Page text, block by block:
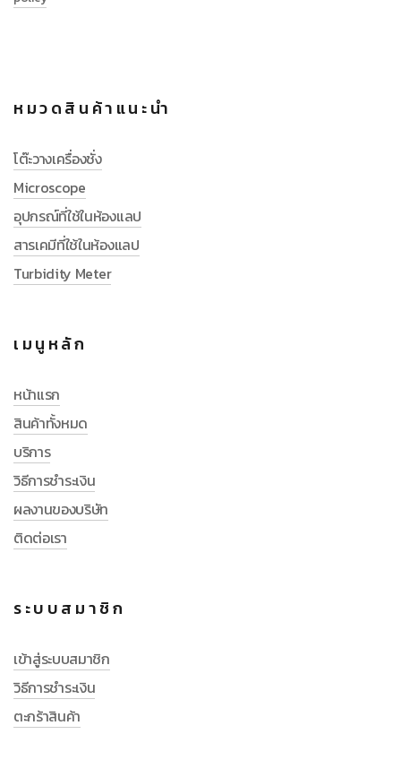
หมวดสินค้าแนะนำ
โต๊ะวางเครื่องชั่ง
Microscope
อุปกรณ์ที่ใช้ในห้องแลป
สารเคมีที่ใช้ในห้องแลป
Turbidity Meter
เมนูหลัก
หน้าแรก
สินค้าทั้งหมด
บริการ
วิธีการชำระเงิน
ผลงานของบริษัท
ติดต่อเรา
ระบบสมาชิก
เข้าสู่ระบบสมาชิก
วิธีการชำระเงิน
ตะกร้าสินค้า